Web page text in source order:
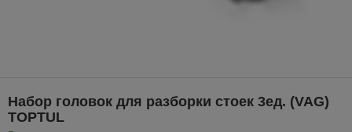
Набор головок для разборки стоек 3ед. (VAG)
TOPTUL